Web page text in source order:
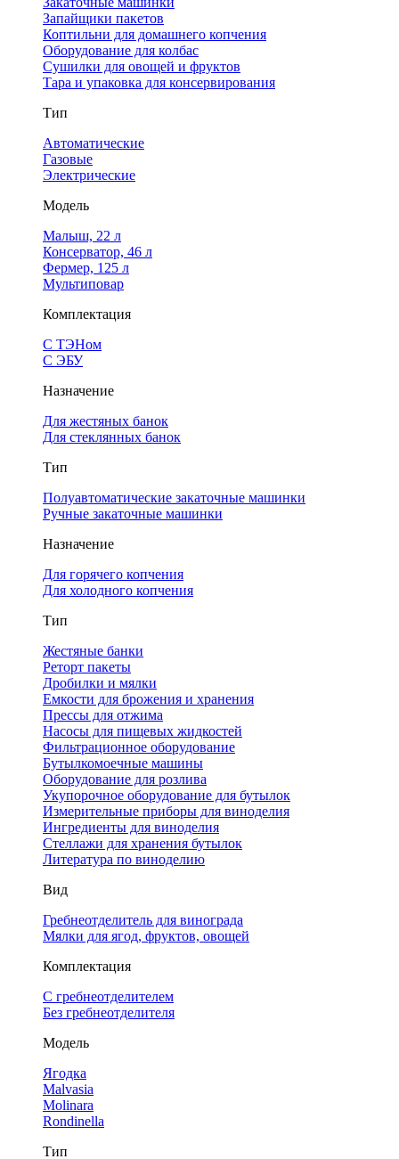
Запайщики пакетов
Коптильни для домашнего копчения
Оборудование для колбас
Сушилки для овощей и фруктов
Тара и упаковка для консервирования
Тип
Автоматические
Газовые
Электрические
Модель
Малыш, 22 л
Консерватор, 46 л
Фермер, 125 л
Мультиповар
Комплектация
С ТЭНом
С ЭБУ
Назначение
Для жестяных банок
Для стеклянных банок
Тип
Полуавтоматические закаточные машинки
Ручные закаточные машинки
Назначение
Для горячего копчения
Для холодного копчения
Тип
Жестяные банки
Реторт пакеты
Дробилки и мялки
Емкости для брожения и хранения
Прессы для отжима
Насосы для пищевых жидкостей
Фильтрационное оборудование
Бутылкомоечные машины
Оборудование для розлива
Укупорочное оборудование для бутылок
Измерительные приборы для виноделия
Ингредиенты для виноделия
Стеллажи для хранения бутылок
Литература по виноделию
Вид
Гребнеотделитель для винограда
Мялки для ягод, фруктов, овощей
Комплектация
С гребнеотделителем
Без гребнеотделителя
Модель
Ягодка
Malvasia
Molinara
Rondinella
Тип